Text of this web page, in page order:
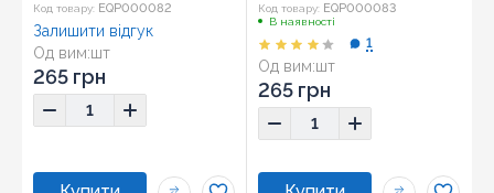
Код товару: EQP000082
Од вим:шт
Розмір:20x20
Залишити відгук
265 грн
Код товару: EQP000083
В наявності
Од вим:шт
Розмір:20x20
1
265 грн